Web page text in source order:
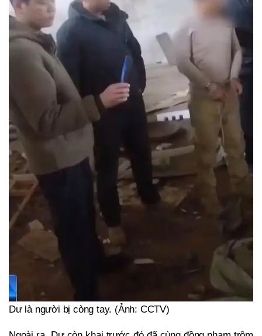
Dư là người bị còng tay. (Ảnh: CCTV)